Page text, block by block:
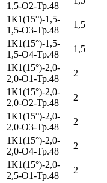
1,5-О2-Тр.48
1К1(15°)-1,5-
1,5-О3-Тр.48
1,5
1К1(15°)-1,5-
1,5-О4-Тр.48
1,5
1К1(15°)-2,0-
2,0-О1-Тр.48
2
1К1(15°)-2,0-
2,0-О2-Тр.48
2
1К1(15°)-2,0-
2,0-О3-Тр.48
2
1К1(15°)-2,0-
2,0-О4-Тр.48
2
1К1(15°)-2,0-
2,5-О1-Тр.48
2